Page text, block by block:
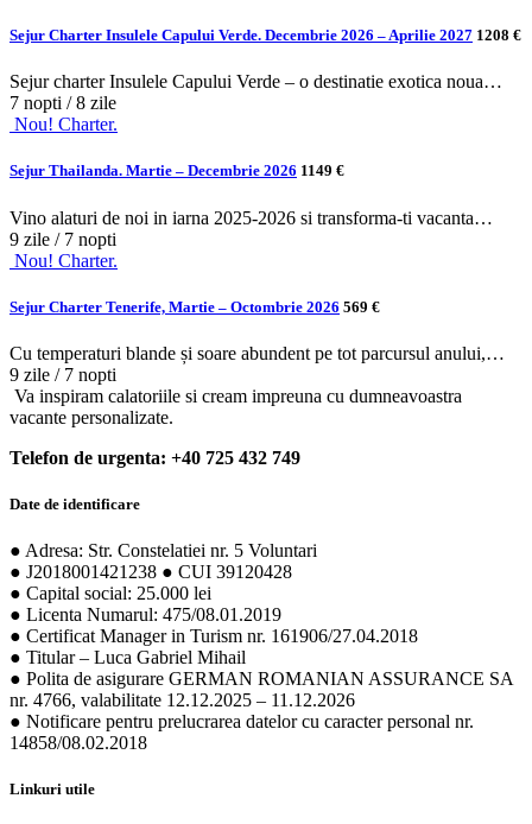
Sejur Charter Insulele Capului Verde. Decembrie 2026 – Aprilie 2027 1208 €
Sejur charter Insulele Capului Verde – o destinatie exotica noua…
7 nopti / 8 zile
Nou! Charter.
Sejur Thailanda. Martie – Decembrie 2026 1149 €
Vino alaturi de noi in iarna 2025-2026 si transforma-ti vacanta…
9 zile / 7 nopti
Nou! Charter.
Sejur Charter Tenerife, Martie – Octombrie 2026 569 €
Cu temperaturi blande și soare abundent pe tot parcursul anului,…
9 zile / 7 nopti
Va inspiram calatoriile si cream impreuna cu dumneavoastra
vacante personalizate.
Telefon de urgenta: +40 725 432 749
Date de identificare
● Adresa: Str. Constelatiei nr. 5 Voluntari
● J2018001421238 ● CUI 39120428
● Capital social: 25.000 lei
● Licenta Numarul: 475/08.01.2019
● Certificat Manager in Turism nr. 161906/27.04.2018
● Titular – Luca Gabriel Mihail
● Polita de asigurare GERMAN ROMANIAN ASSURANCE SA
nr. 4766, valabilitate 12.12.2025 – 11.12.2026
● Notificare pentru prelucrarea datelor cu caracter personal nr.
14858/08.02.2018
Linkuri utile